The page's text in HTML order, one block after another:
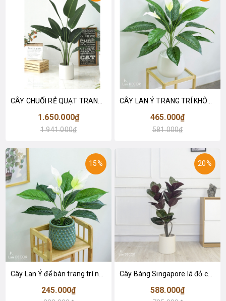
1.650.000₫
1.941.000₫
465.000₫
581.000₫
15%
245.000₫
20%
Cây Bàng Singapore lá đỏ cây giả trang trí Lan Decor (110cm) - LC2918-1
588.000₫